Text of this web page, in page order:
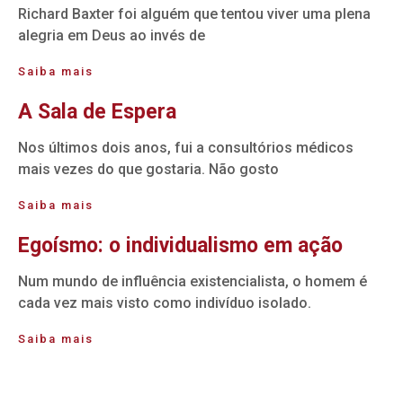
Richard Baxter foi alguém que tentou viver uma plena
alegria em Deus ao invés de
Saiba mais
A Sala de Espera
Nos últimos dois anos, fui a consultórios médicos
mais vezes do que gostaria. Não gosto
Saiba mais
Egoísmo: o individualismo em ação
Num mundo de influência existencialista, o homem é
cada vez mais visto como indivíduo isolado.
Saiba mais